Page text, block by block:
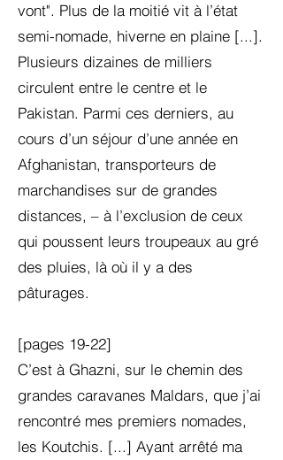
vont". Plus de la moitié vit à l’état
semi-nomade, hiverne en plaine [...].
Plusieurs dizaines de milliers
circulent entre le centre et le
Pakistan. Parmi ces derniers, au
cours d’un séjour d’une année en
Afghanistan, transporteurs de
marchandises sur de grandes
distances, – à l’exclusion de ceux
qui poussent leurs troupeaux au gré
des pluies, là où il y a des
pâturages.
[pages 19-22]
C’est à Ghazni, sur le chemin des
grandes caravanes Maldars, que j’ai
rencontré mes premiers nomades,
les Koutchis. [...] Ayant arrêté ma